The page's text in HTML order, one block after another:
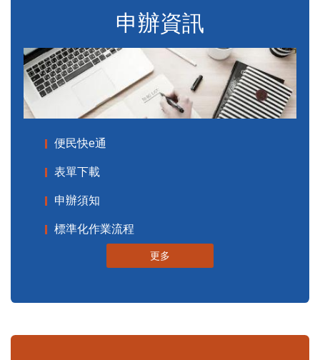
申辦資訊
便民快e通
表單下載
申辦須知
標準化作業流程
更多